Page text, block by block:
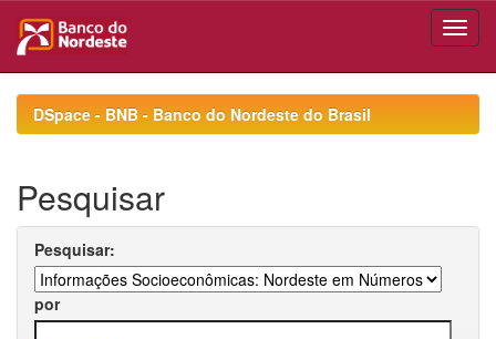
navigationDSpace - BNB - Banco do Nordeste do Brasil
Pesquisar
Pesquisar:
por